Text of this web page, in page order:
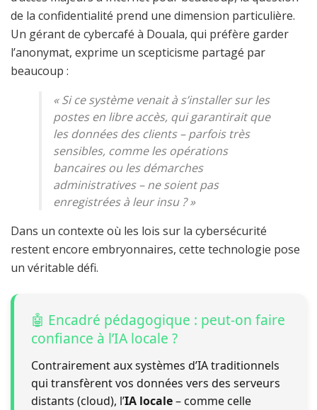
de la confidentialité prend une dimension particulière.
Un gérant de cybercafé à Douala, qui préfère garder
l’anonymat, exprime un scepticisme partagé par
beaucoup :
«Si ce système venait à s’installer sur les
postes en libre accès, qui garantirait que
les données des clients – parfois très
sensibles, comme les opérations
bancaires ou les démarches
administratives – ne soient pas
enregistrées à leur insu ?»
Dans un contexte où les lois sur la cybersécurité
restent encore embryonnaires, cette technologie pose
un véritable défi.
🤖 Encadré pédagogique : peut-on faire
confiance à l’IA locale ?
Contrairement aux systèmes d’IA traditionnels
qui transfèrent vos données vers des serveurs
distants (cloud), l’IA locale– comme celle